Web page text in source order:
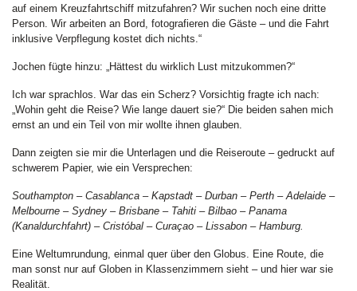
auf einem Kreuzfahrtschiff mitzufahren? Wir suchen noch eine dritte
Person. Wir arbeiten an Bord, fotografieren die Gäste – und die Fahrt
inklusive Verpflegung kostet dich nichts.“
Jochen fügte hinzu: „Hättest du wirklich Lust mitzukommen?“
Ich war sprachlos. War das ein Scherz? Vorsichtig fragte ich nach:
„Wohin geht die Reise? Wie lange dauert sie?“ Die beiden sahen mich
ernst an und ein Teil von mir wollte ihnen glauben.
Dann zeigten sie mir die Unterlagen und die Reiseroute – gedruckt auf
schwerem Papier, wie ein Versprechen:
Southampton – Casablanca – Kapstadt – Durban – Perth – Adelaide –
Melbourne – Sydney – Brisbane – Tahiti – Bilbao – Panama
(Kanaldurchfahrt) – Cristóbal – Curaçao – Lissabon – Hamburg.
Eine Weltumrundung, einmal quer über den Globus. Eine Route, die
man sonst nur auf Globen in Klassenzimmern sieht – und hier war sie
Realität.